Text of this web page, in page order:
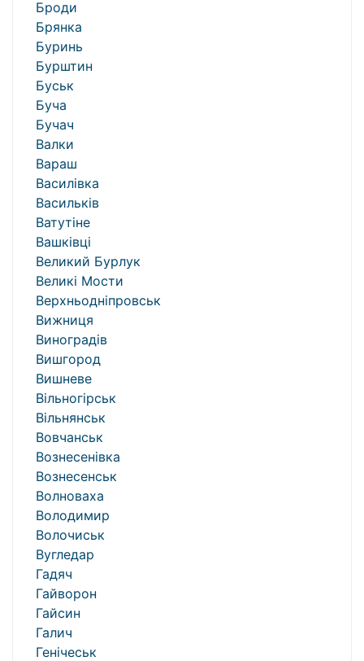
Броди
Брянка
Буринь
Бурштин
Буськ
Буча
Бучач
Валки
Вараш
Василівка
Васильків
Ватутіне
Вашківці
Великий Бурлук
Великі Мости
Верхньодніпровськ
Вижниця
Виноградів
Вишгород
Вишневе
Вільногірськ
Вільнянськ
Вовчанськ
Вознесенівка
Вознесенськ
Волноваха
Володимир
Волочиськ
Вугледар
Гадяч
Гайворон
Гайсин
Галич
Генічеськ